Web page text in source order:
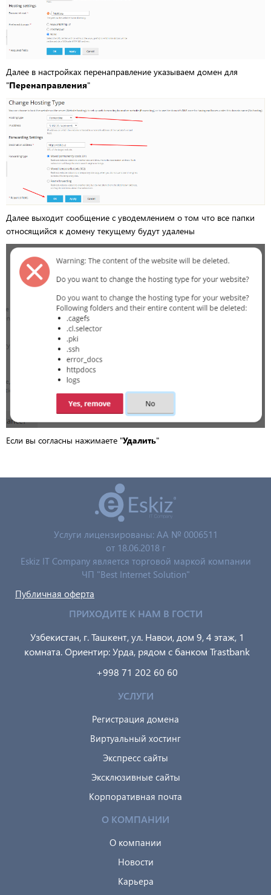
Далее в настройках перенаправление указываем домен для
"Перенаправления"
Далее выходит сообщение с уводемлением о том что все папки
относящийся к домену текущему будут удалены
Если вы согласны нажимаете "Удалить"
Услуги лицензированы: AA № 0006511
от 18.06.2018 г
Eskiz IT Company является торговой маркой компании
ЧП "Best Internet Solution"
Публичная оферта
ПРИХОДИТЕ К НАМ В ГОСТИ
Узбекистан, г. Ташкент, ул. Навои, дом 9, 4 этаж, 1
комната. Ориентир: Урда, рядом с банком Trastbank
+998 71 202 60 60
УСЛУГИ
Регистрация домена
Виртуальный хостинг
Экспресс сайты
Эксклюзивные сайты
Корпоративная почта
О КОМПАНИИ
О компании
Новости
Карьера